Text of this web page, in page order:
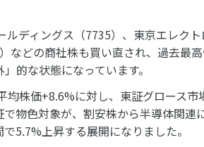
ディングス（7735）、東京エレク
などの商社株も買い直され、過去最
的な状態になっています。
株価+8.6%に対し、東証グロース市
物色対象が、割安株から半導体関連
5.7%上昇する展開になりました。